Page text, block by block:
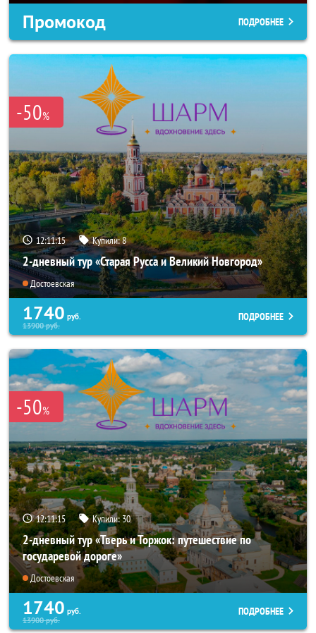
Промокод ПОДРОБНЕЕ
-50%
12:11:14 Купили:8
2-дневный тур «Старая Русса и Великий Новгород»
Достоевская
1740 руб.
13900руб.
ПОДРОБНЕЕ
-50%
12:11:14 Купили:30
2-дневный тур «Тверь и Торжок: путешествие по
государевой дороге»
Достоевская
1740 руб.
13900руб.
ПОДРОБНЕЕ